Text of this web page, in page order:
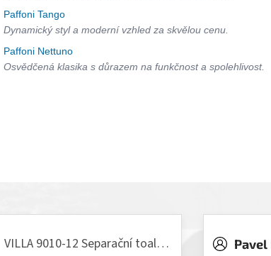
Paffoni Tango
Dynamický styl a moderní vzhled za skvělou cenu.
Paffoni Nettuno
Osvědčená klasika s důrazem na funkčnost a spolehlivost.
VILLA 9010-12 Separační toaleta, 230/12V Pavel